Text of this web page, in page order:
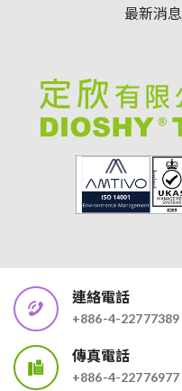
最新消息
連絡電話
+886-4-22777389
傳真電話
+886-4-22776977